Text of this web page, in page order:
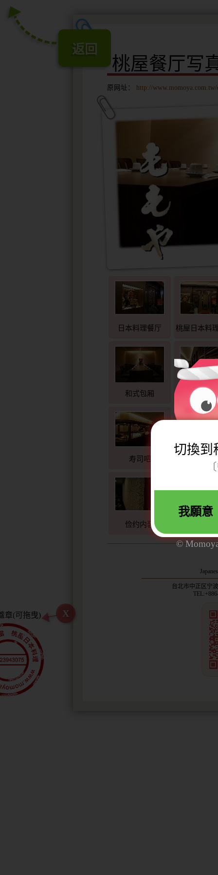
桃屋餐厅写
原网址： http://
日本料理餐厅 桃屋日本料
和式包厢 餐厅二
寿司吧
俭约内装
台北市中正区宁
X
返回
切換到
〔
我願意
©